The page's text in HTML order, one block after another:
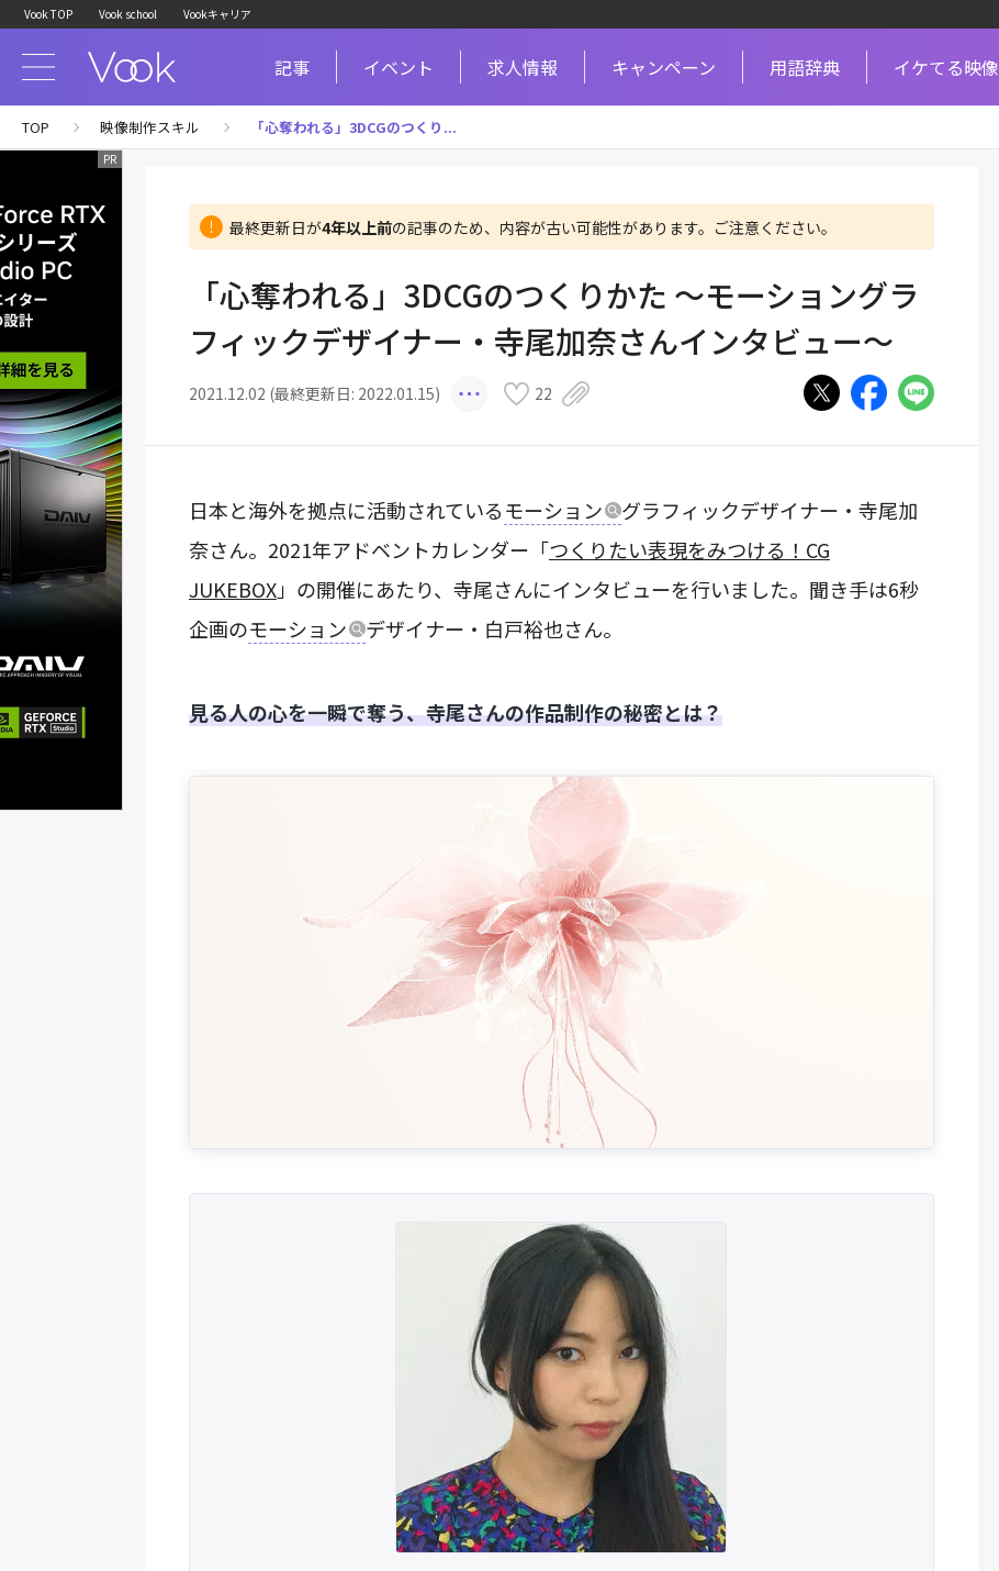
Vook TOP Vook school Vookキャリア
記事 イベント 求人情報 キャンペーン 用語辞典 イケてる映像
TOP 映像制作スキル 「心奪われる」3DCGのつくり...
最終更新日が4年以上前の記事のため、内容が古い可能性があります。ご注意ください。
「心奪われる」3DCGのつくりかた ～モーショングラ
フィックデザイナー・寺尾加奈さんインタビュー～
2021.12.02 (最終更新日: 2022.01.15) 22
日本と海外を拠点に活動されているモーション
グラフィックデザイナー・寺尾加
奈さん。2021年アドベントカレンダー「つくりたい表現をみつける！CG
JUKEBOX」の開催にあたり、寺尾さんにインタビューを行いました。聞き手は6秒
企画のモーション デザイナー・白戸裕也さん。
見る人の心を一瞬で奪う、寺尾さんの作品制作の秘密とは？